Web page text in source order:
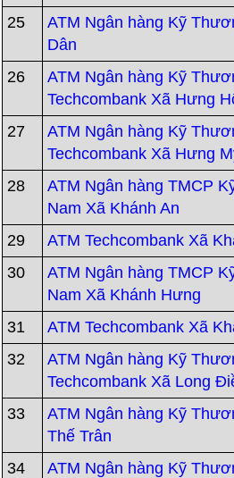
25
ATM Ngân hàng Kỹ
Dân
26
ATM Ngân hàng Kỹ
Techcombank Xã Hưng
27
ATM Ngân hàng Kỹ
Techcombank Xã Hưng
28
ATM Ngân hàng TMCP
Nam Xã Khánh An
29 ATM Techcombank Xã
30
ATM Ngân hàng TMCP
Nam Xã Khánh Hưng
31 ATM Techcombank Xã
32
ATM Ngân hàng Kỹ
Techcombank Xã Long
33
ATM Ngân hàng Kỹ
Thế Trân
34
ATM Ngân hàng Kỹ